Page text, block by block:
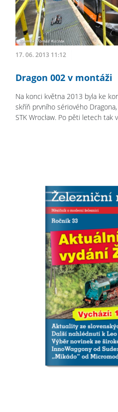
17. 06. 2013 11:12
Dragon 002 v montáži
Na konci května 2013 byla ke
skříň prvního sériového
STK Wrocław. Po pěti letech tak